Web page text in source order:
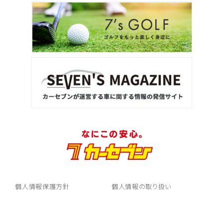
個人情報保護方針 個人情報の取り扱い